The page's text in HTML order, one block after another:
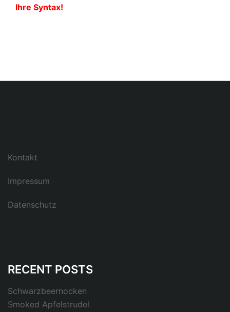
Ihre Syntax!
Kontakt
Impressum
Datenschutz
RECENT POSTS
Schwarzbeernocken
Smoked Apfelstrudel